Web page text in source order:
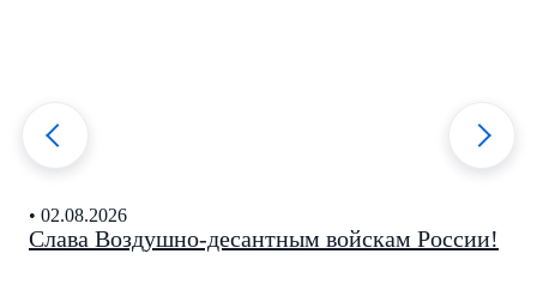
• 02.08.2026
Слава Воздушно-десантным войскам России!